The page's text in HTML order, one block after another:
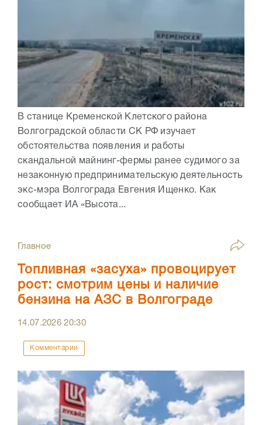
В станице Кременской Клетского района
Волгоградской области СК РФ изучает
обстоятельства появления и работы
скандальной майнинг-фермы ранее судимого за
незаконную предпринимательскую деятельность
экс-мэра Волгограда Евгения Ищенко. Как
сообщает ИА «Высота...
Главное
Топливная «засуха» провоцирует
рост: смотрим цены и наличие
бензина на АЗС в Волгограде
14.07.202620:30
Комментарии